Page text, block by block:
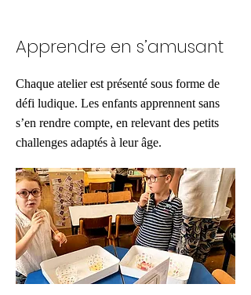
Apprendre en s’amusant
Chaque atelier est présenté sous forme de
défi ludique. Les enfants apprennent sans
s’en rendre compte, en relevant des petits
challenges adaptés à leur âge.